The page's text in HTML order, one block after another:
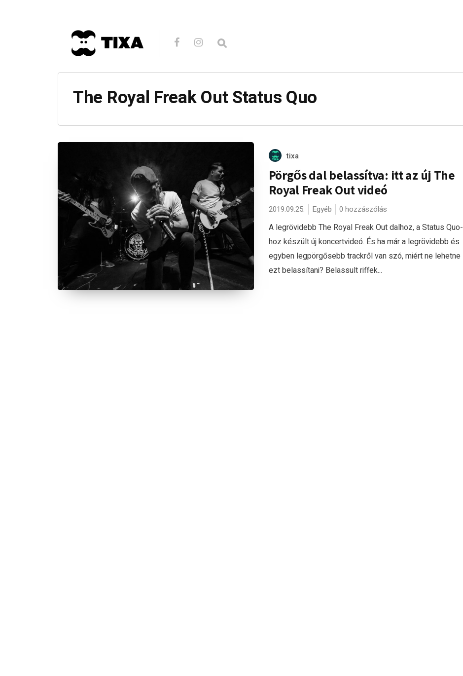
The Royal Freak Out Status Quo
tixa
Pörgős dal belassítva: itt az új The
Royal Freak Out videó
2019.09.25. Egyéb 0 hozzászólás
A legrövidebb The Royal Freak Out dalhoz, a Status Quo-
hoz készült új koncertvideó. És ha már a legrövidebb és
egyben legpörgősebb trackről van szó, miért ne lehetne
ezt belassítani? Belassult riffek...